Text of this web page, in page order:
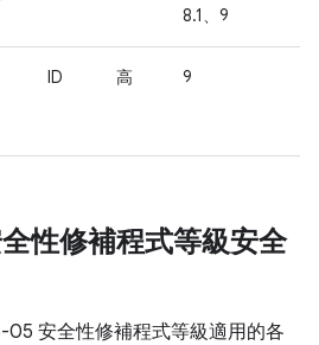
8.1、9
ID 高 9
性修補程式等級安全
安全性修補程式等級適用的各